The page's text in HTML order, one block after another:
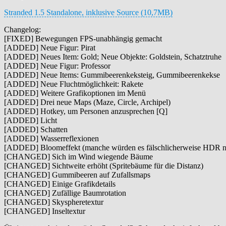
Stranded 1.5 Standalone, inklusive Source (10,7MB)
Changelog:
[FIXED] Bewegungen FPS-unabhängig gemacht
[ADDED] Neue Figur: Pirat
[ADDED] Neues Item: Gold; Neue Objekte: Goldstein, Schatztruhe
[ADDED] Neue Figur: Professor
[ADDED] Neue Items: Gummibeerenkeksteig, Gummibeerenkekse
[ADDED] Neue Fluchtmöglichkeit: Rakete
[ADDED] Weitere Grafikoptionen im Menü
[ADDED] Drei neue Maps (Maze, Circle, Archipel)
[ADDED] Hotkey, um Personen anzusprechen [Q]
[ADDED] Licht
[ADDED] Schatten
[ADDED] Wasserreflexionen
[ADDED] Bloomeffekt (manche würden es fälschlicherweise HDR
[CHANGED] Sich im Wind wiegende Bäume
[CHANGED] Sichtweite erhöht (Spritebäume für die Distanz)
[CHANGED] Gummibeeren auf Zufallsmaps
[CHANGED] Einige Grafikdetails
[CHANGED] Zufällige Baumrotation
[CHANGED] Skyspheretextur
[CHANGED] Inseltextur